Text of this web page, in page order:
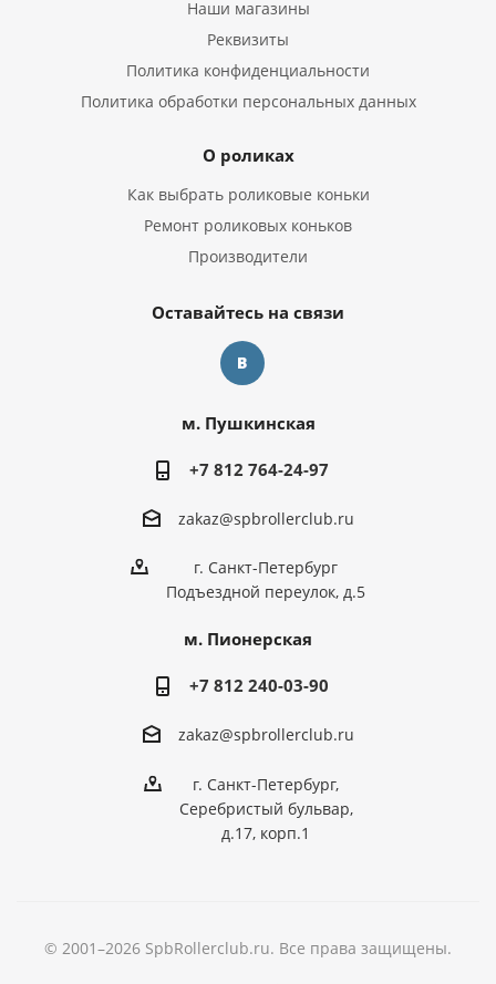
Наши магазины
Реквизиты
Политика конфиденциальности
Политика обработки персональных данных
О роликах
Как выбрать роликовые коньки
Ремонт роликовых коньков
Производители
Оставайтесь на связи
м. Пушкинская
+7 812 764-24-97
zakaz@spbrollerclub.ru
г. Санкт-Петербург
Подъездной переулок, д.5
м. Пионерская
+7 812 240-03-90
zakaz@spbrollerclub.ru
г. Санкт-Петербург,
Серебристый бульвар,
д.17, корп.1
© 2001–2026 SpbRollerclub.ru. Все права защищены.